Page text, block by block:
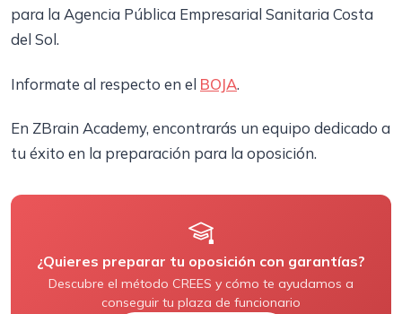
para la Agencia Pública Empresarial Sanitaria Costa
del Sol.
Informate al respecto en el BOJA.
En ZBrain Academy, encontrarás un equipo dedicado a
tu éxito en la preparación para la oposición.
¿Quieres preparar tu oposición con garantías?
Descubre el método CREES y cómo te ayudamos a
conseguir tu plaza de funcionario